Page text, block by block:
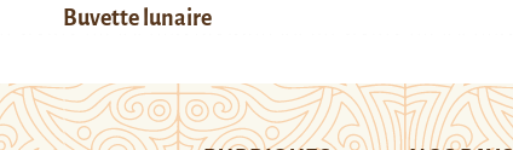
Buvette lunaire